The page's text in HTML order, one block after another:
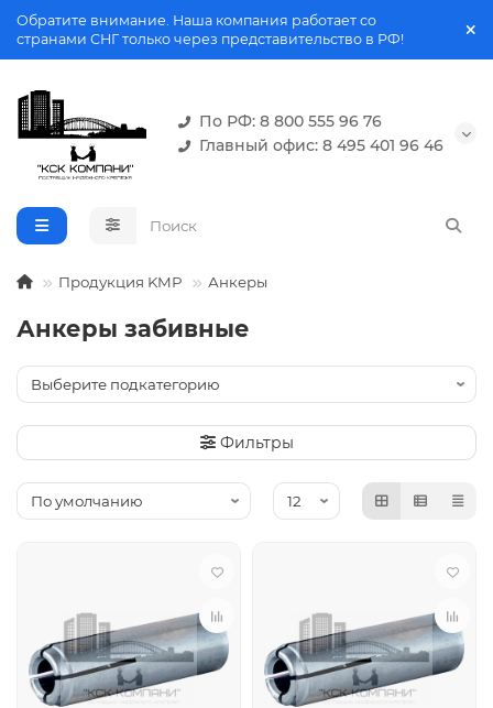
Обратите внимание. Наша компания работает со
странами СНГ только через представительство в РФ!
По РФ: 8 800 555 96 76
Главный офис: 8 495 401 96 46
Продукция KMP Анкеры
Анкеры забивные
Фильтры